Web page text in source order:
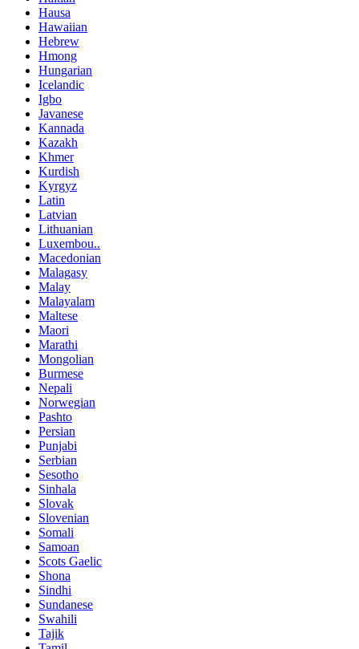
Hausa
Hawaiian
Hebrew
Hmong
Hungarian
Icelandic
Igbo
Javanese
Kannada
Kazakh
Khmer
Kurdish
Kyrgyz
Latin
Latvian
Lithuanian
Luxembou..
Macedonian
Malagasy
Malay
Malayalam
Maltese
Maori
Marathi
Mongolian
Burmese
Nepali
Norwegian
Pashto
Persian
Punjabi
Serbian
Sesotho
Sinhala
Slovak
Slovenian
Somali
Samoan
Scots Gaelic
Shona
Sindhi
Sundanese
Swahili
Tajik